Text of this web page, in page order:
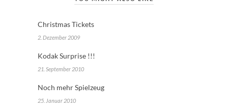
Christmas Tickets
2. Dezember 2009
Kodak Surprise !!!
21. September 2010
Noch mehr Spielzeug
25. Januar 2010